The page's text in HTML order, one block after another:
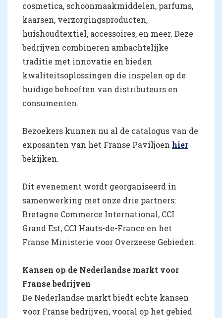
cosmetica, schoonmaakmiddelen, parfums,
kaarsen, verzorgingsproducten,
huishoudtextiel, accessoires, en meer. Deze
bedrijven combineren ambachtelijke
traditie met innovatie en bieden
kwaliteitsoplossingen die inspelen op de
huidige behoeften van distributeurs en
consumenten.
Bezoekers kunnen nu al de catalogus van de
exposanten van het Franse Paviljoen hier
bekijken.
Dit evenement wordt georganiseerd in
samenwerking met onze drie partners:
Bretagne Commerce International, CCI
Grand Est, CCI Hauts-de-France en het
Franse Ministerie voor Overzeese Gebieden.
Kansen op de Nederlandse markt voor
Franse bedrijven
De Nederlandse markt biedt echte kansen
voor Franse bedrijven, vooral op het gebied